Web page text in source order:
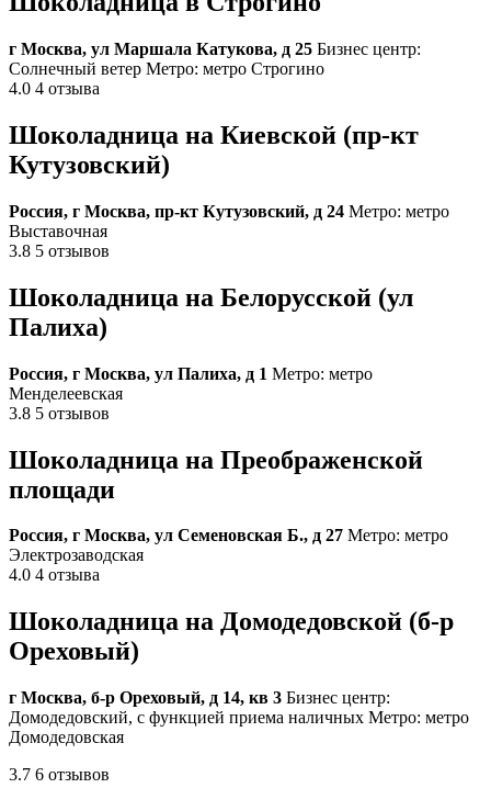
г Москва, ул Маршала Катукова, д 25 Бизнес центр:
Солнечный ветер Метро: метро Строгино
4.0 4 отзыва
Шоколадница на Киевской (пр-кт
Кутузовский)
Россия, г Москва, пр-кт Кутузовский, д 24 Метро: метро
Выставочная
3.8 5 отзывов
Шоколадница на Белорусской (ул
Палиха)
Россия, г Москва, ул Палиха, д 1 Метро: метро
Менделеевская
3.8 5 отзывов
Шоколадница на Преображенской
площади
Россия, г Москва, ул Семеновская Б., д 27 Метро: метро
Электрозаводская
4.0 4 отзыва
Шоколадница на Домодедовской (б-р
Ореховый)
г Москва, б-р Ореховый, д 14, кв 3 Бизнес центр:
Домодедовский, с функцией приема наличных Метро: метро
Домодедовская
3.7 6 отзывов